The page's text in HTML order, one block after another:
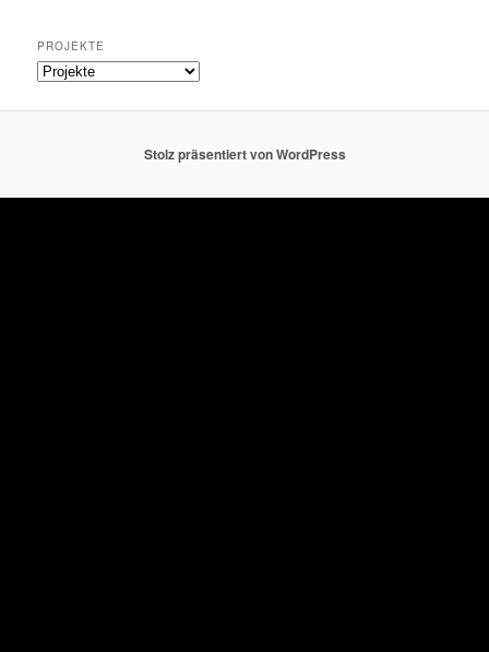
PROJEKTE
Projekte
Stolz präsentiert von WordPress